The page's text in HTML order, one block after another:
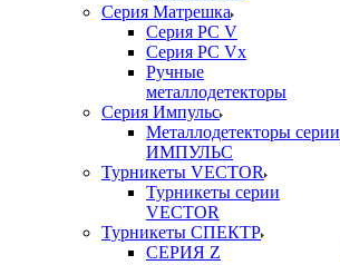
Серия Матрешка
Серия PC V
Серия PC Vx
Ручные
металлодетекторы
Серия Импульс
Металлодетекторы серии
ИМПУЛЬС
Турникеты VECTOR
Турникеты серии
VECTOR
Турникеты СПЕКТР
СЕРИЯ Z